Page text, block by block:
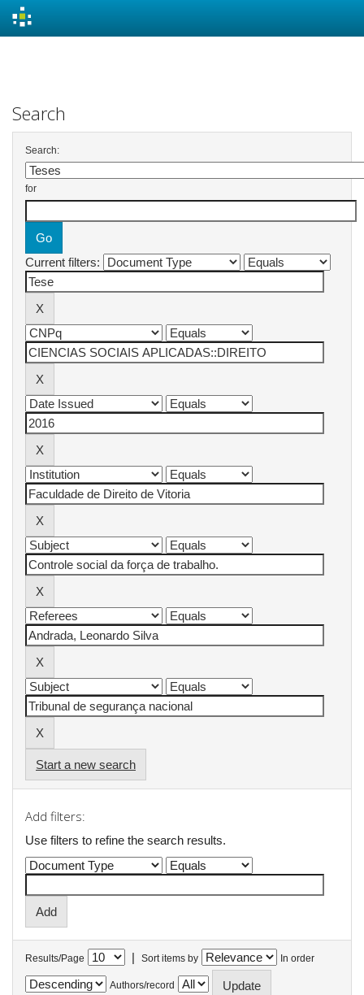
Search
Search:
for
Current filters:
Start a new search
Add filters:
Use filters to refine the search results.
Results/Page | Sort items by In order
Authors/record